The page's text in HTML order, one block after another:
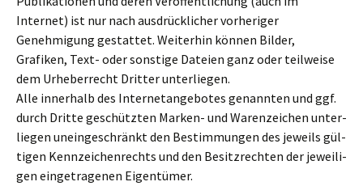
Internet) ist nur nach aus­drück­li­cher vor­he­ri­ger
Genehmigung gestat­tet. Weiterhin können Bilder,
Grafiken, Text- oder son­stige Dateien ganz oder teil­weise
dem Urheberrecht Dritter unter­lie­gen.
Alle inner­halb des Internetangebotes genann­ten und ggf.
durch Dritte geschütz­ten Marken- und Warenzeichen unter­
lie­gen unein­ge­schränkt den Bestimmungen des jeweils gül­
ti­gen Kennzeichenrechts und den Besitzrechten der jewei­li­
gen ein­ge­tra­ge­nen Eigentümer.